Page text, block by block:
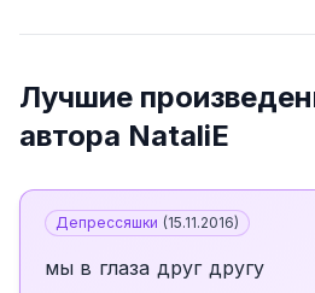
Лучшие
автора NataliE
Депрессяшки (15.11.2016)
мы в глаза друг другу